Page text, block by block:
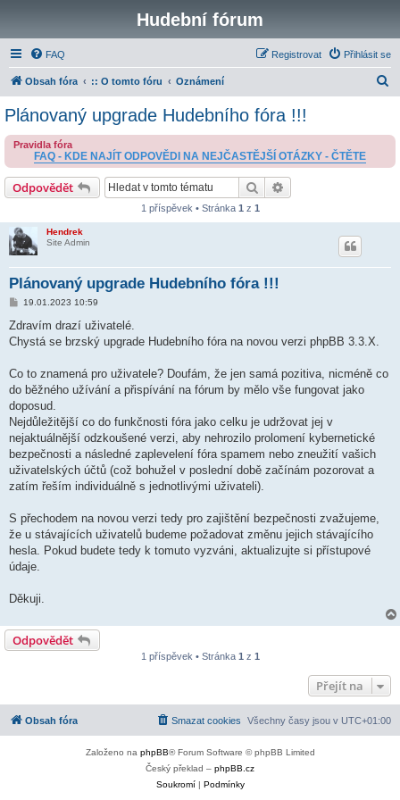
Hudební fórum
FAQ Přihlásit se
Registrovat
Obsah fóra :: O tomto fóru Oznámení
a
Plánovaný upgrade Hudebního fóra !!!
Pravidla fóra
FAQ - KDE NAJÍT ODPOVĚDI NA NEJČASTĚJŠÍ OTÁZKY - ČTĚTE
Odpovědět Hledat
1 příspěvek • Stránka 1 z 1
Hendrek
Site Admin
Plánovaný upgrade Hudebního fóra !!!
P
í
p
e
k
19.01.2023 10:59
Zdravím drazí uživatelé.
Chystá se brzský upgrade Hudebního fóra na novou verzi phpBB 3.3.X.
Co to znamená pro uživatele? Doufám, že jen samá pozitiva, nicméně co
do běžného užívání a přispívání na fórum by mělo vše fungovat jako
doposud.
Nejdůležitější co do funkčnosti fóra jako celku je udržovat jej v
nejaktuálnější odzkoušené verzi, aby nehrozilo prolomení kybernetické
bezpečnosti a následné zaplevelení fóra spamem nebo zneužití vašich
uživatelských účtů (což bohužel v poslední době začínám pozorovat a
zatím řeším individuálně s jednotlivými uživateli).
S přechodem na novou verzi tedy pro zajištění bezpečnosti zvažujeme,
že u stávajících uživatelů budeme požadovat změnu jejich stávajícího
hesla. Pokud budete tedy k tomuto vyzváni, aktualizujte si přístupové
údaje.
Děkuji.
Odpovědět
1 příspěvek • Stránka 1 z 1
Přejít na
Obsah fóra Všechny časy jsou v UTC+01:00
Smazat cookies
Založeno na phpBB® Forum Software © phpBB Limited
Český překlad – phpBB.cz
Soukromí| Podmínky